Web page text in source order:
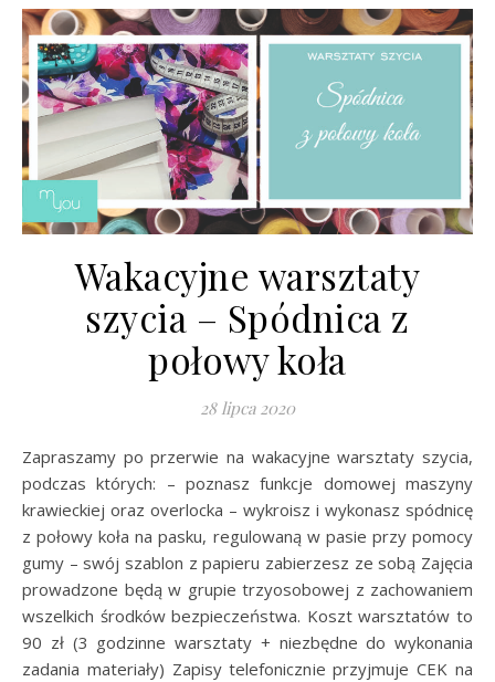
Wakacyjne warsztaty
szycia – Spódnica z
połowy koła
28 lipca 2020
Zapraszamy po przerwie na wakacyjne warsztaty szycia,
podczas których: – poznasz funkcje domowej maszyny
krawieckiej oraz overlocka – wykroisz i wykonasz spódnicę
z połowy koła na pasku, regulowaną w pasie przy pomocy
gumy – swój szablon z papieru zabierzesz ze sobą Zajęcia
prowadzone będą w grupie trzyosobowej z zachowaniem
wszelkich środków bezpieczeństwa. Koszt warsztatów to
90 zł (3 godzinne warsztaty + niezbędne do wykonania
zadania materiały) Zapisy telefonicznie przyjmuje CEK na